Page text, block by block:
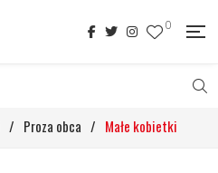
0
/ Proza obca / Małe kobietki